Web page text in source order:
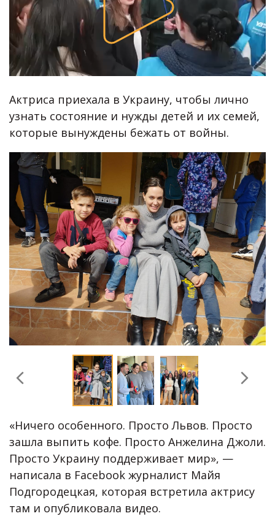
Актриса приехала в Украину, чтобы лично
узнать состояние и нужды детей и их семей,
которые вынуждены бежать от войны.
«Ничего особенного. Просто Львов. Просто
зашла выпить кофе. Просто Анжелина Джоли.
Просто Украину поддерживает мир», —
написала в Facebook журналист Майя
Подгородецкая, которая встретила актрису
там и опубликовала видео.